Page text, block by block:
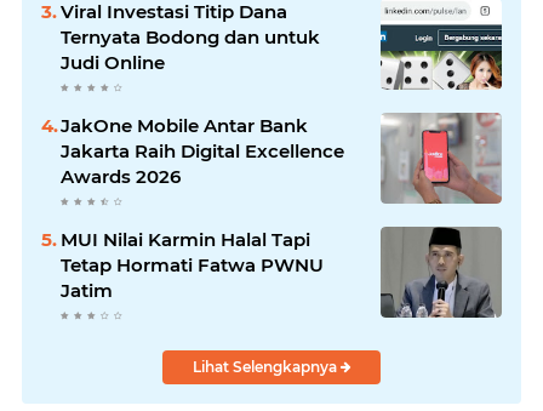
Viral Investasi Titip Dana
Ternyata Bodong dan untuk
Judi Online
JakOne Mobile Antar Bank
Jakarta Raih Digital Excellence
Awards 2026
MUI Nilai Karmin Halal Tapi
Tetap Hormati Fatwa PWNU
Jatim
Lihat Selengkapnya